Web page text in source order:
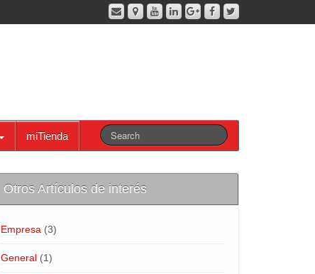
miTienda
Otros Artículos de interés
Empresa (3)
General(1)